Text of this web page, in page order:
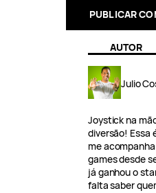
AUTOR
Julio
Joystick na
diversão! Essa
me
games desde
já ganhou o
falta saber